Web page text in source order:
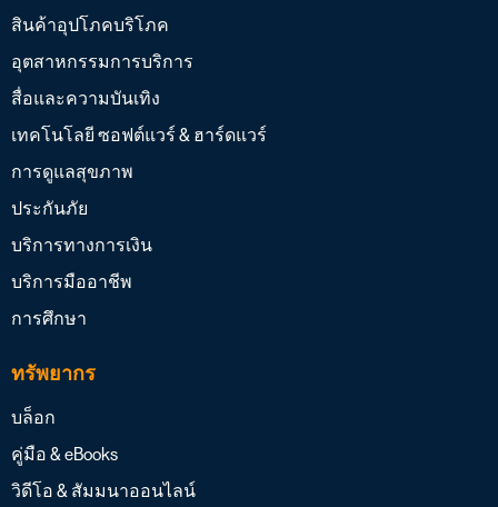
สินค้าอุปโภคบริโภค
อุตสาหกรรมการบริการ
สื่อและความบันเทิง
เทคโนโลยี ซอฟต์แวร์ & ฮาร์ดแวร์
การดูแลสุขภาพ
ประกันภัย
บริการทางการเงิน
บริการมืออาชีพ
การศึกษา
ทรัพยากร
บล็อก
คู่มือ & eBooks
วิดีโอ & สัมมนาออนไลน์